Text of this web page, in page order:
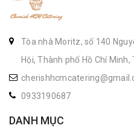
Tòa nhà Moritz, số 140
Hội, Thành phố Hồ Chí Minh,
0933190687
DANH MỤC